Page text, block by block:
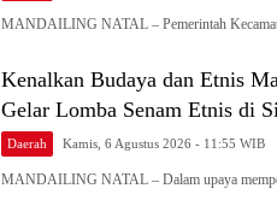
MANDAILING NATAL – Pemerintah
Kenalkan Budaya dan Etnis
Gelar Lomba Senam Etnis di
Daerah Kamis, 6 Agustus 2026 - 11:55 WIB
MANDAILING NATAL – Dalam upaya